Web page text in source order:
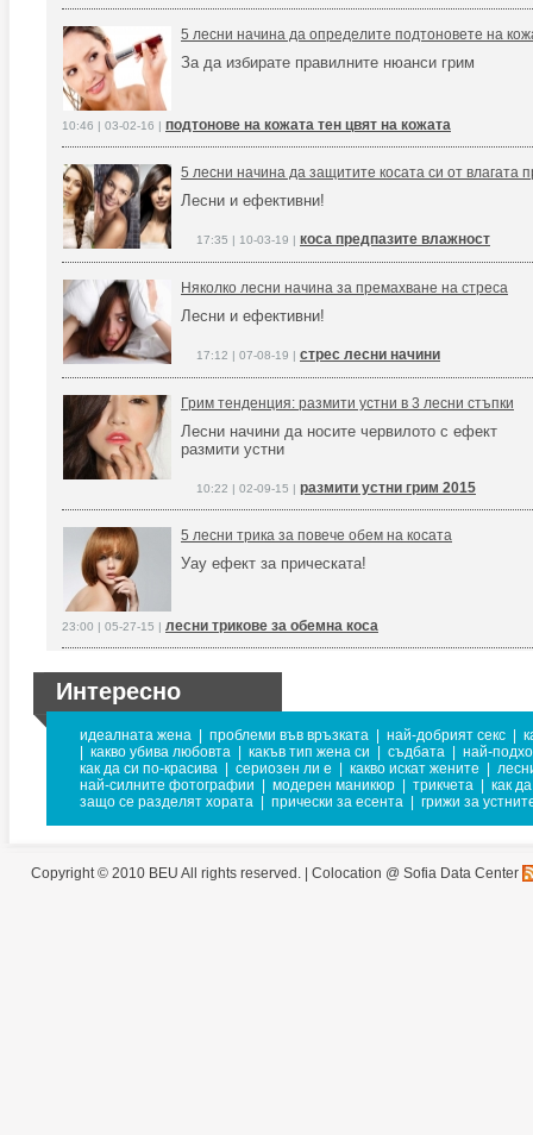
5 лесни начина да определите подтоновете на
За да избирате правилните нюанси грим
10:46 | 03-02-16 | подтонове на кожата тен цвят на кожата
5 лесни начина да защитите косата си от влагата
Лесни и ефективни!
17:35 | 10-03-19 | коса предпазите влажност
Няколко лесни начина за премахване на стреса
Лесни и ефективни!
17:12 | 07-08-19 | стрес лесни начини
Грим тенденция: размити устни в 3 лесни стъпки
Лесни начини да носите червилото с ефект
размити устни
10:22 | 02-09-15 | размити устни грим 2015
5 лесни трика за повече обем на косата
Уау ефект за прическата!
23:00 | 05-27-15 | лесни трикове за обемна коса
Интересно
идеалната жена проблеми във връзката най-добрият секс
какво убива любовта какъв тип жена си съдбата
най-
как да си по-красива
сериозен ли е какво искат жените
най-силните фотографии
модерен маникюр трикчета
как
защо се разделят хората
прически за есента грижи за
Copyright © 2010 BEU All rights reserved. | Colocation @ Sofia Data Center